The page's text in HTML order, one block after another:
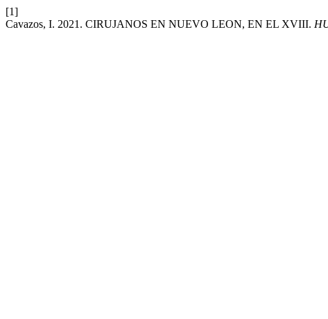
[1]
Cavazos, I. 2021. CIRUJANOS EN NUEVO LEON, EN EL XVIII.